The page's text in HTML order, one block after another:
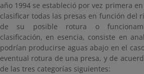
año 1994 se estableció por vez primera
clasificar todas las presas en función del
de su posible rotura o
clasificación, en esencia, consiste en
podrían producirse aguas abajo en el
eventual rotura de una presa, y de
de las tres categorías siguientes: